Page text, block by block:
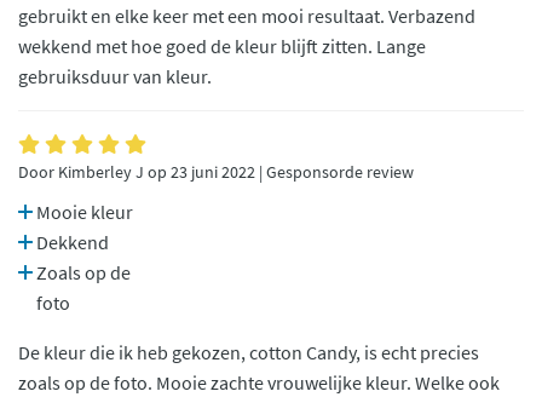
gebruikt en elke keer met een mooi resultaat. Verbazend
wekkend met hoe goed de kleur blijft zitten. Lange
gebruiksduur van kleur.
Door Kimberley J op 23 juni 2022 | Gesponsorde review
Mooie kleur
Dekkend
Zoals op de
foto
De kleur die ik heb gekozen, cotton Candy, is echt precies
zoals op de foto. Mooie zachte vrouwelijke kleur. Welke ook